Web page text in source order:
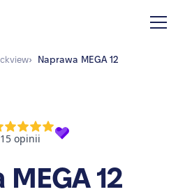
› Naprawa MEGA 12
12